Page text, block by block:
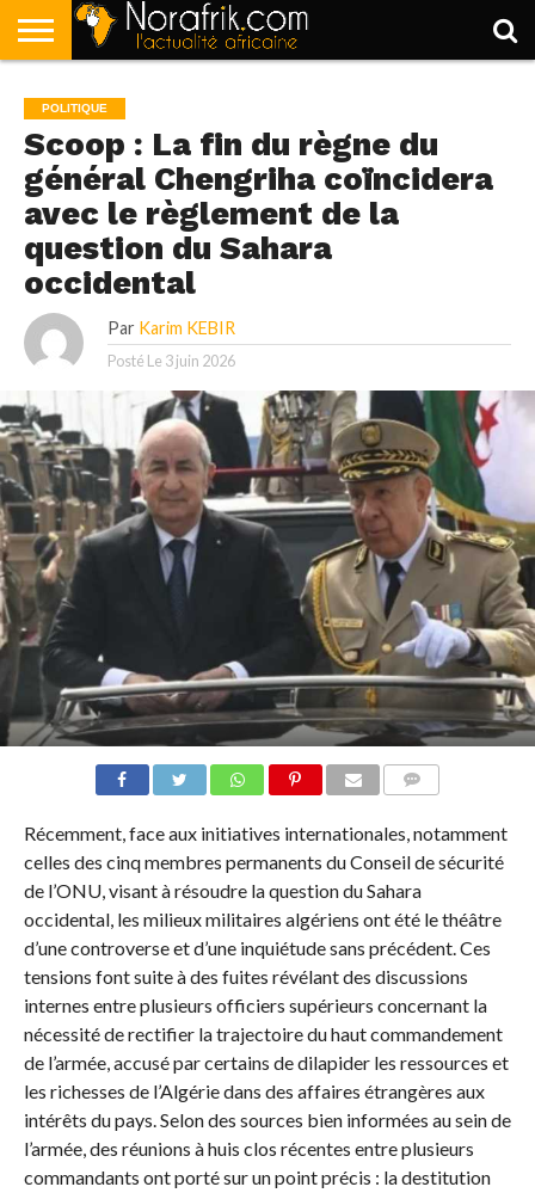
POLITIQUE
SOCIÉTÉ
ECONOMIE
SPORT
LIFESTYLE
POLITIQUE
Scoop : La fin du règne du
général Chengriha coïncidera
avec le règlement de la
question du Sahara
occidental
Par Karim KEBIR
Posté Le 3 juin 2026
Récemment, face aux initiatives internationales, notamment
celles des cinq membres permanents du Conseil de sécurité
de l’ONU, visant à résoudre la question du Sahara
occidental, les milieux militaires algériens ont été le théâtre
d’une controverse et d’une inquiétude sans précédent. Ces
tensions font suite à des fuites révélant des discussions
internes entre plusieurs officiers supérieurs concernant la
nécessité de rectifier la trajectoire du haut commandement
de l’armée, accusé par certains de dilapider les ressources et
les richesses de l’Algérie dans des affaires étrangères aux
intérêts du pays. Selon des sources bien informées au sein de
l’armée, des réunions à huis clos récentes entre plusieurs
commandants ont porté sur un point précis : la destitution